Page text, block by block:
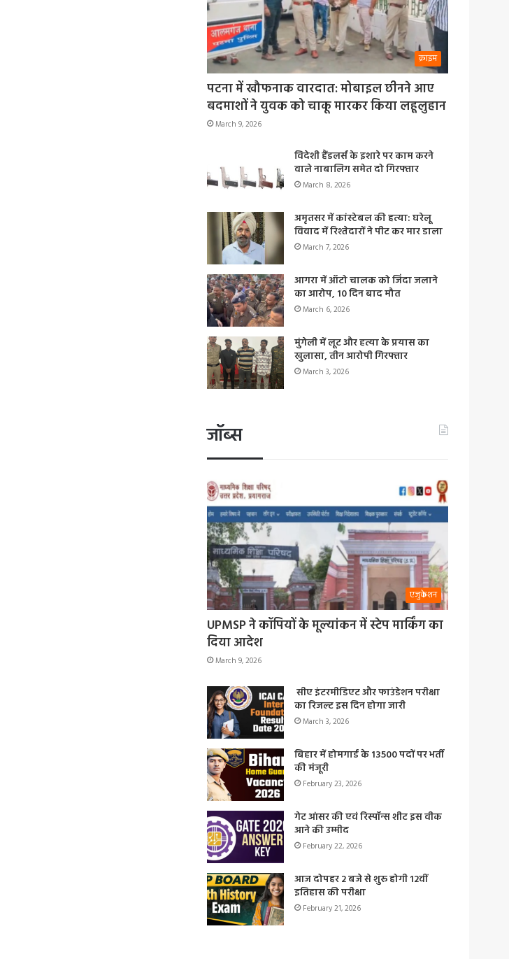
क्राइम
पटना में खौफनाक वारदात: मोबाइल छीनने आए
बदमाशों ने युवक को चाकू मारकर किया लहूलुहान
March 9, 2026
विदेशी हैंडलर्स के इशारे पर काम करने
वाले नाबालिग समेत दो गिरफ्तार
March 8, 2026
अमृतसर में कांस्टेबल की हत्या: घरेलू
विवाद में रिश्तेदारों ने पीट कर मार डाला
March 7, 2026
आगरा में ऑटो चालक को जिंदा जलाने
का आरोप, 10 दिन बाद मौत
March 6, 2026
मुंगेली में लूट और हत्या के प्रयास का
खुलासा, तीन आरोपी गिरफ्तार
March 3, 2026
जॉब्स
एजुकेशन
UPMSP ने कॉपियों के मूल्यांकन में स्टेप मार्किंग का
दिया आदेश
March 9, 2026
सीए इंटरमीडिएट और फाउंडेशन परीक्षा
का रिजल्ट इस दिन होगा जारी
March 3, 2026
बिहार में होमगार्ड के 13500 पदों पर भर्ती
की मंजूरी
February 23, 2026
गेट आंसर की एवं रिस्पॉन्स शीट इस वीक
आने की उम्मीद
February 22, 2026
आज दोपहर 2 बजे से शुरू होगी 12वीं
इतिहास की परीक्षा
February 21, 2026